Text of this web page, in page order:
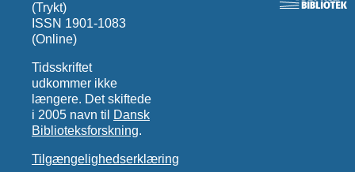
(Trykt)
ISSN 1901-1083
(Online)
Tidsskriftet
udkommer ikke
længere. Det skiftede
i 2005 navn til
Dansk
Biblioteksforskning.
Tilgængelighedserklæring